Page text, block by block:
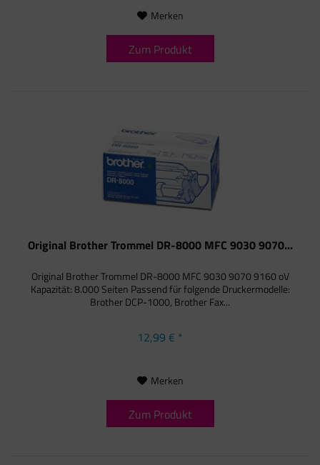
Merken
Zum Produkt
Original Brother Trommel DR-8000 MFC 9030 9070...
Original Brother Trommel DR-8000 MFC 9030 9070 9160 oV
Kapazität: 8.000 Seiten Passend für folgende Druckermodelle:
Brother DCP-1000, Brother Fax...
12,99 € *
Merken
Zum Produkt